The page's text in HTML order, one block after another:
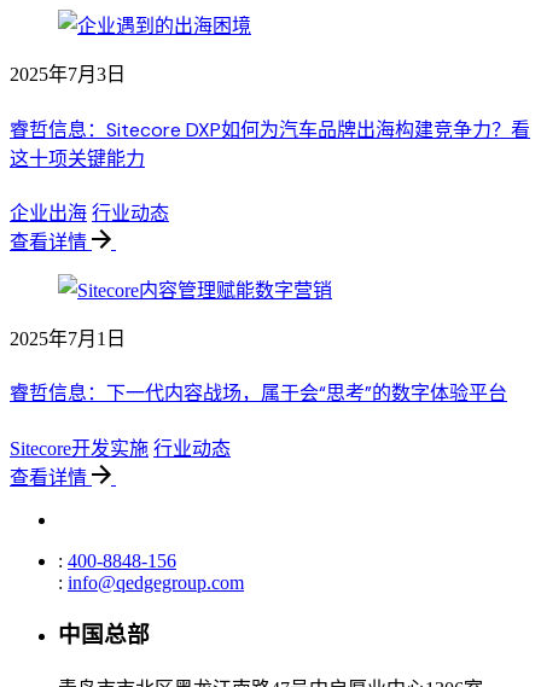
2025年7月3日
睿哲信息：Sitecore DXP如何为汽车品牌出海构建竞争力？看
这十项关键能力
企业出海 行业动态
查看详情
2025年7月1日
睿哲信息：下一代内容战场，属于会“思考”的数字体验平台
Sitecore开发实施 行业动态
查看详情
: 400-8848-156
: info@qedgegroup.com
中国总部